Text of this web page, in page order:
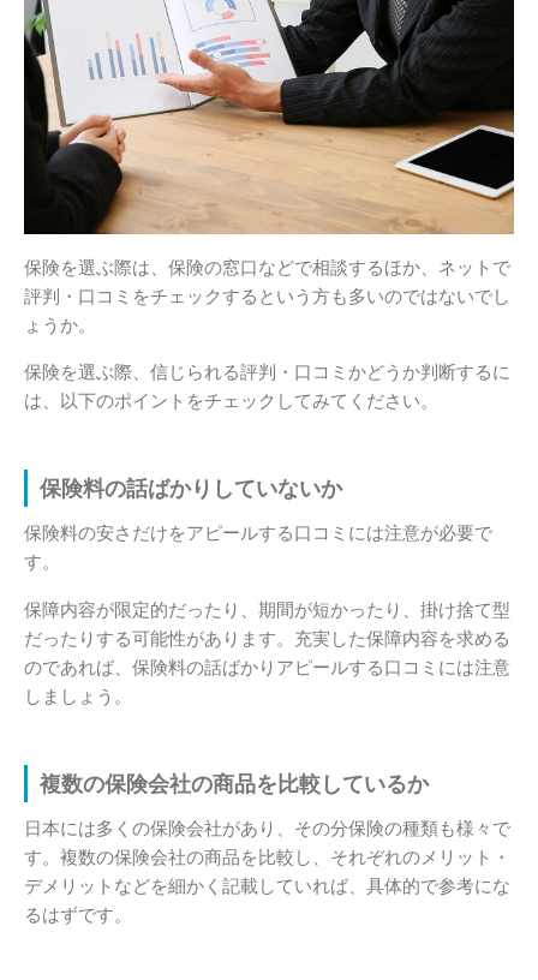
保険を選ぶ際は、保険の窓口などで相談するほか、ネットで
評判・口コミをチェックするという方も多いのではないでし
ょうか。
保険を選ぶ際、信じられる評判・口コミかどうか判断するに
は、以下のポイントをチェックしてみてください。
保険料の話ばかりしていないか
保険料の安さだけをアピールする口コミには注意が必要で
す。
保障内容が限定的だったり、期間が短かったり、掛け捨て型
だったりする可能性があります。充実した保障内容を求める
のであれば、保険料の話ばかりアピールする口コミには注意
しましょう。
複数の保険会社の商品を比較しているか
日本には多くの保険会社があり、その分保険の種類も様々で
す。複数の保険会社の商品を比較し、それぞれのメリット・
デメリットなどを細かく記載していれば、具体的で参考にな
るはずです。